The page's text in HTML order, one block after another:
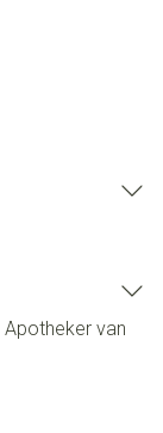
Apotheker van